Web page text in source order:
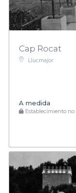
Cap Rocat
Llucmajor
A medida
Establecimiento no